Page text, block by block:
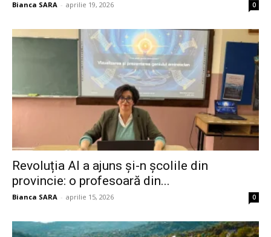
Bianca SARA - aprilie 19, 2026 0
Revoluția AI a ajuns și-n școlile din
provincie: o profesoară din...
Bianca SARA - aprilie 15, 2026 0